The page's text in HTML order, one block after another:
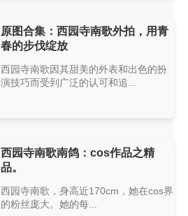
原图合集：西园寺南歌外拍，用青
春的步伐绽放
西园寺南歌因其甜美的外表和出色的扮
演技巧而受到广泛的认可和追...
西园寺南歌南鸽：cos作品之精
品。
西园寺南歌，身高近170cm，她在cos界
的粉丝庞大。她的每...